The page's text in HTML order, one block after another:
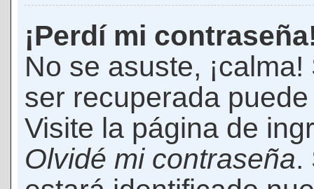
¡Perdí mi
No se asuste,
ser recuperada
Visite la página de
Olvidé mi contraseña.